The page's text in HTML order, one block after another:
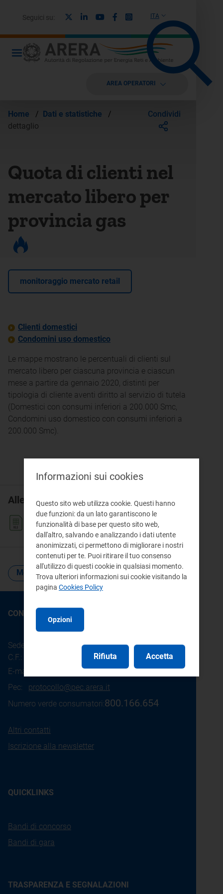
ITA
Seguici su: LinkedinYoutubeFacebook
Instagram
AREA OPERATORI
Home / Dati e statistiche
/
dettaglio
Condividi
Quota di clienti nel
mercato libero per
provincia gas
monitoraggio mercato retail
Clienti domestici
Condomini uso domestico
Le mappe mostrano le percentuali di clienti sul
mercato libero per ciascuna provincia e ciascun
mese a partire da gennaio 2020, distinti per
tipologia di cliente aventi diritto al servizio di tutela
(Domestici con consumi inferiori a 200.000 Smc,
Condomini uso domestico con consumi inferiori a
200.000 Smc).
Allegati:
G-GR-SO-146-147.xlsx xlsx 359 KB
Monitoraggio retail vendita
CONTATTI
Sede legale: Piazza Cavour 5 - 20121 - Milano
C.F.: 97190020152
E-mail:
info@arera.it
Pec: protocollo@pec.arera.it
Numero verde consumatori:800.166.654
Altri contatti
Iscrizione alla newsletter
QUICKLINKS
Bandi di concorso
Bandi di gara
TRASPARENZA E SEGNALAZIONI
Informazioni sui cookies
Questo sito web utilizza cookie. Questi hanno
due funzioni: da un lato garantiscono le
funzionalità di base per questo sito web,
dall'altro, salvando e analizzando i dati utente
anonimizzati, ci permettono di migliorare i nostri
contenuti per te. Puoi ritirare il tuo consenso
all'utilizzo di questi cookie in qualsiasi momento.
Trova ulteriori informazioni sui cookie visitando la
pagina Cookies Policy
Opzioni
Rifiuta Accetta